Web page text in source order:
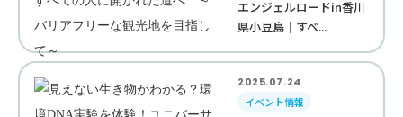
エンジェルロードin香川
県小豆島｜すべ...
2025.07.24
イベント情報